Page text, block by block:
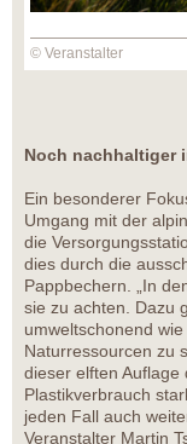
© Veranstalter
Noch nachhaltiger
Ein besonderer
Umgang mit der
die
dies durch die
Pappbechern. „In
sie zu achten. Dazu
umweltschonend
Naturressourcen zu
dieser elften Auflage
Plastikverbrauch
jeden Fall auch
Veranstalter Martin